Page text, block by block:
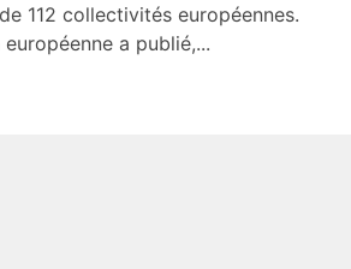
112 collectivités européennes.
a publié,...